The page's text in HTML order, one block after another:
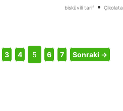
bisküvili tarif• Çikolata
3 4 5 6 7 Sonraki →